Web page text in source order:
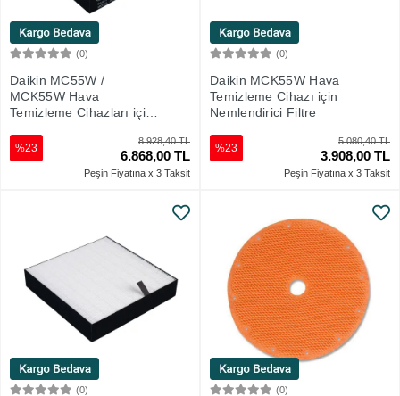
(0)
Daikin MC55W /
MCK55W Hava
Temizleme Cihazları için
8.928,40 TL
6.868,00 TL
%23
Peşin Fiyatına x 3 Taksit
(0)
Daikin MCK55W Hava
Temizleme Cihazı için
Nemlendirici Filtre
5.080,40 TL
3.908,00 TL
%23
Peşin Fiyatına x 3 Taksit
(0) (0)